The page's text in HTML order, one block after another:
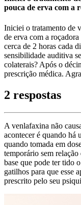
pouca de erva com a
Iniciei o tratamento de
de erva com a
cerca de 2 horas cada
sensibilidade auditiva
colaterais? Após o
prescrição médica.
2 respostas
A venlafaxina não
acontecer é quando há
quando tomada em
temporário sem
base que pode ter tido
gatilhos para que esse
prescrito pelo seu